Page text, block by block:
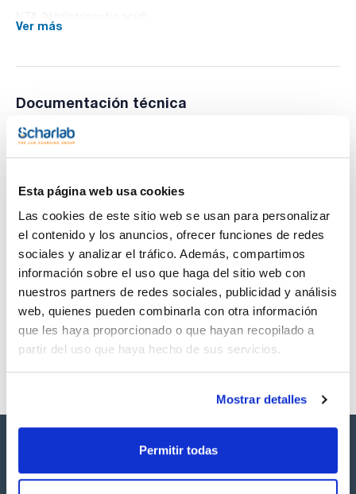
Esta página web usa cookies
Las cookies de este sitio web se usan para personalizar
el contenido y los anuncios, ofrecer funciones de redes
sociales y analizar el tráfico. Además, compartimos
información sobre el uso que haga del sitio web con
nuestros partners de redes sociales, publicidad y análisis
web, quienes pueden combinarla con otra información
que les haya proporcionado o que hayan recopilado a
partir del uso que haya hecho de sus servicios.
Mostrar detalles
Permitir todas
Ver más
Documentación técnica
TDS / Ficha técnica
Regístrate para
Regístrate para
SDS/ Hoja de seguridad
Regístrate para
descargas
Los productos marcados con esta imagen son
listos para una entrega inmediata.